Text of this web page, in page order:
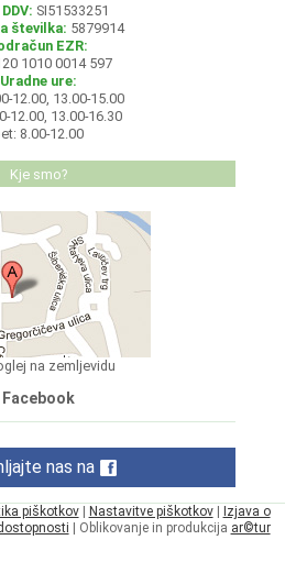
SI51533251
številka: 5879914
EZR:
1010 0014 597
Uradne ure:
12.00, 13.00-15.00
12.00, 13.00-16.30
8.00-12.00
Kje smo?
na zemljevidu
Facebook
nas na
piškotkov| Nastavitve piškotkov| Izjava o
| Oblikovanje in produkcija ar©tur